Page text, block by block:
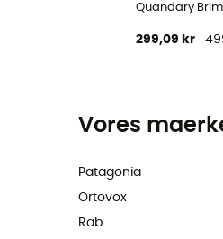
Quandary
299,09 kr
Vores
Patagonia
Ortovox
Rab